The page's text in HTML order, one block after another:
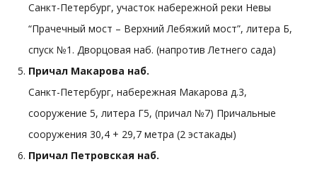
Санкт-Петербург, участок набережной реки Невы
“Прачечный мост – Верхний Лебяжий мост”, литера Б,
спуск №1. Дворцовая наб. (напротив Летнего сада)
Причал Макарова наб.
Санкт-Петербург, набережная Макарова д.3,
сооружение 5, литера Г5, (причал №7) Причальные
сооружения 30,4 + 29,7 метра (2 эстакады)
Причал Петровская наб.